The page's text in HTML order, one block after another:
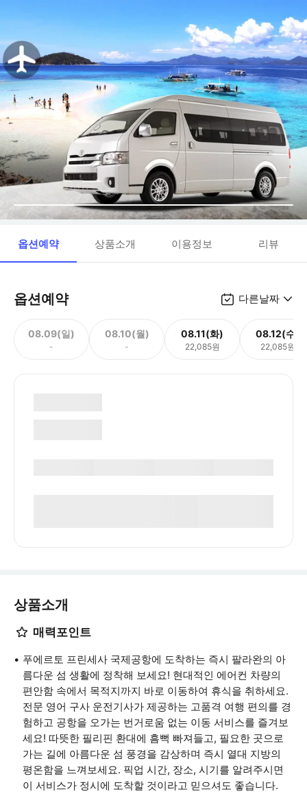
옵션예약 상품소개 이용정보 리뷰
옵션예약 다른날짜
08.09(일)
-
08.10(월)
-
08.11(화)
22,085원
08.12(수)
22,085원
상품소개
매력포인트
푸에르토 프린세사 국제공항에 도착하는 즉시 팔라완의 아
름다운 섬 생활에 정착해 보세요! 현대적인 에어컨 차량의
편안함 속에서 목적지까지 바로 이동하여 휴식을 취하세요.
전문 영어 구사 운전기사가 제공하는 고품격 여행 편의를 경
험하고 공항을 오가는 번거로움 없는 이동 서비스를 즐겨보
세요! 따뜻한 필리핀 환대에 흠뻑 빠져들고, 필요한 곳으로
가는 길에 아름다운 섬 풍경을 감상하며 즉시 열대 지방의
평온함을 느껴보세요. 픽업 시간, 장소, 시기를 알려주시면
이 서비스가 정시에 도착할 것이라고 믿으셔도 좋습니다.